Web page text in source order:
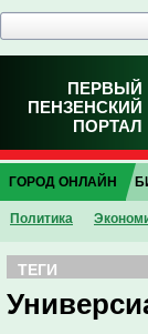
ПЕРВЫЙ
ПЕНЗЕНСКИЙ
ПОРТАЛ
ГОРОД ОНЛАЙН
Политика
ТЕГИ